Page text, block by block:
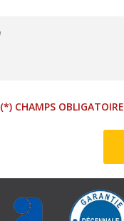
(*) CHAMPS OBLIGATOIRE